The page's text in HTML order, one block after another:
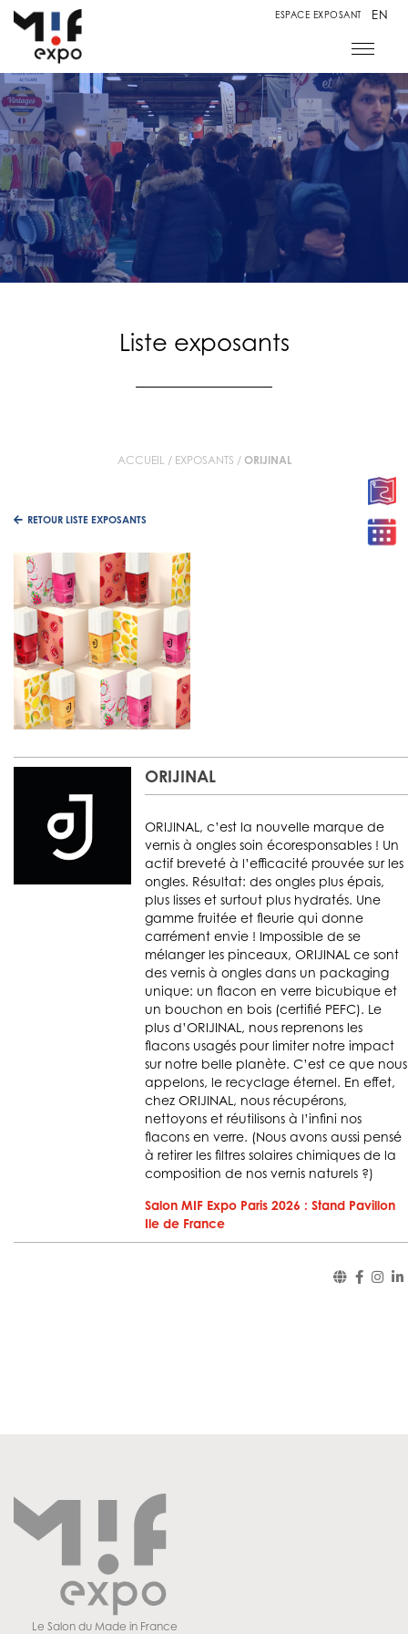
ESPACE EXPOSANT EN
Liste exposants
ACCUEIL / EXPOSANTS / ORIJINAL
RETOUR LISTE EXPOSANTS
ORIJINAL
ORIJINAL, c’est la nouvelle marque de
vernis à ongles soin écoresponsables ! Un
actif breveté à l’efficacité prouvée sur les
ongles. Résultat: des ongles plus épais,
plus lisses et surtout plus hydratés. Une
gamme fruitée et fleurie qui donne
carrément envie ! Impossible de se
mélanger les pinceaux, ORIJINAL ce sont
des vernis à ongles dans un packaging
unique: un flacon en verre bicubique et
un bouchon en bois (certifié PEFC). Le
plus d’ORIJINAL, nous reprenons les
flacons usagés pour limiter notre impact
sur notre belle planète. C’est ce que nous
appelons, le recyclage éternel. En effet,
chez ORIJINAL, nous récupérons,
nettoyons et réutilisons à l’infini nos
flacons en verre. (Nous avons aussi pensé
à retirer les filtres solaires chimiques de la
composition de nos vernis naturels ?)
Salon MIF Expo Paris 2026 : Stand Pavillon
Ile de France
Le Salon du Made in France